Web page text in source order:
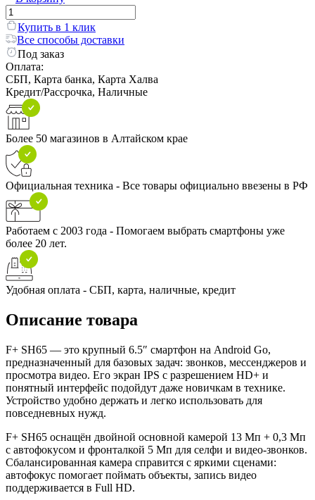
Купить в 1 клик
Все способы доставки
Под заказ
Оплата:
СБП, Карта банка, Карта Халва
Кредит/Рассрочка, Наличные
Более 50 магазинов в Алтайском крае
Официальная техника - Все товары официально ввезены в РФ
Работаем с 2003 года - Помогаем выбрать смартфоны уже
более 20 лет.
Удобная оплата - СБП, карта, наличные, кредит
Описание товара
F+ SH65 — это крупный 6.5″ смартфон на Android Go,
предназначенный для базовых задач: звонков, мессенджеров и
просмотра видео. Его экран IPS с разрешением HD+ и
понятный интерфейс подойдут даже новичкам в технике.
Устройство удобно держать и легко использовать для
повседневных нужд.
F+ SH65 оснащён двойной основной камерой 13 Мп + 0,3 Мп
с автофокусом и фронталкой 5 Мп для селфи и видео-звонков.
Сбалансированная камера справится с яркими сценами:
автофокус помогает поймать объекты, запись видео
поддерживается в Full HD.